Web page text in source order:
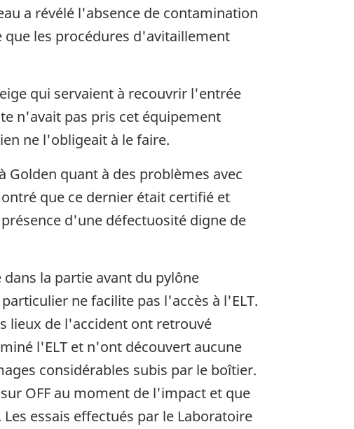
a révélé l'absence de contamination
les procédures d'avitaillement
qui servaient à recouvrir l'entrée
n'avait pas pris cet équipement
ne l'obligeait à le faire.
quant à des problèmes avec
que ce dernier était certifié et
d'une défectuosité digne de
la partie avant du pylône
ne facilite pas l'accès à l'ELT.
lieux de l'accident ont retrouvé
l'ELT et n'ont découvert aucune
considérables subis par le boîtier.
OFF au moment de l'impact et que
essais effectués par le Laboratoire